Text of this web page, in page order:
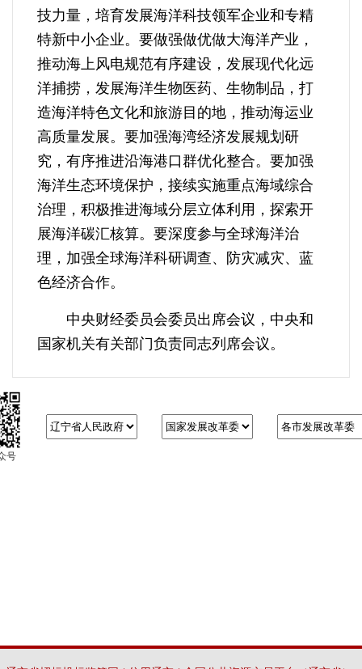
技力量，培育发展海洋科技领军企业和专精
特新中小企业。要做强做优做大海洋产业，
推动海上风电规范有序建设，发展现代化远
洋捕捞，发展海洋生物医药、生物制品，打
造海洋特色文化和旅游目的地，推动海运业
高质量发展。要加强海湾经济发展规划研
究，有序推进沿海港口群优化整合。要加强
海洋生态环境保护，接续实施重点海域综合
治理，积极推进海域分层立体利用，探索开
展海洋碳汇核算。要深度参与全球海洋治
理，加强全球海洋科研调查、防灾减灾、蓝
色经济合作。
中央财经委员会委员出席会议，中央和
国家机关有关部门负责同志列席会议。
号